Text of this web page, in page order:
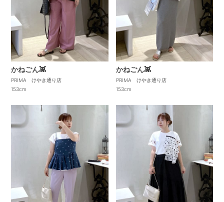
かねごん👾
PRIMA けやき通り店
153cm
かねごん👾
PRIMA けやき通り店
153cm